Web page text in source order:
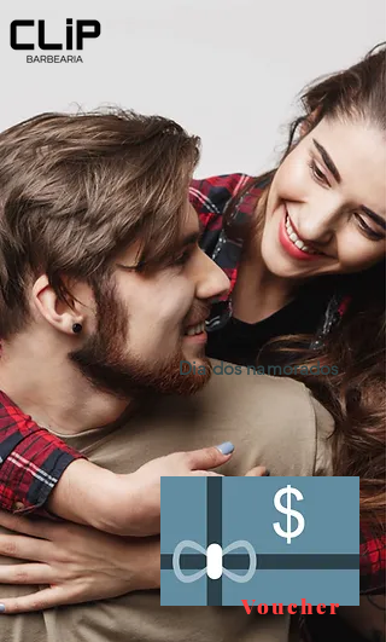
Dia dos namorados
Voucher